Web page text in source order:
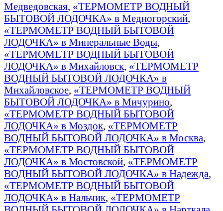
Медведовская, «ТЕРМОМЕТР ВОДНЫЙ
БЫТОВОЙ ЛОДОЧКА» в Медногорский,
«ТЕРМОМЕТР ВОДНЫЙ БЫТОВОЙ
ЛОДОЧКА» в Минеральные Воды,
«ТЕРМОМЕТР ВОДНЫЙ БЫТОВОЙ
ЛОДОЧКА» в Михайловск, «ТЕРМОМЕТР
ВОДНЫЙ БЫТОВОЙ ЛОДОЧКА» в
Михайловское, «ТЕРМОМЕТР ВОДНЫЙ
БЫТОВОЙ ЛОДОЧКА» в Мичурино,
«ТЕРМОМЕТР ВОДНЫЙ БЫТОВОЙ
ЛОДОЧКА» в Моздок, «ТЕРМОМЕТР
ВОДНЫЙ БЫТОВОЙ ЛОДОЧКА» в Москва,
«ТЕРМОМЕТР ВОДНЫЙ БЫТОВОЙ
ЛОДОЧКА» в Мостовской, «ТЕРМОМЕТР
ВОДНЫЙ БЫТОВОЙ ЛОДОЧКА» в Надежда,
«ТЕРМОМЕТР ВОДНЫЙ БЫТОВОЙ
ЛОДОЧКА» в Нальчик, «ТЕРМОМЕТР